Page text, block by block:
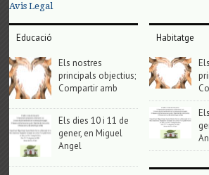
Avis Legal
Educació
Els nostres
principals objectius;
Compartir amb
Els dies 10 i 11 de
gener, en Miguel
Angel
Habitatge